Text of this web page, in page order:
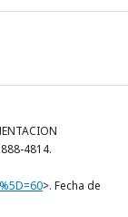
4814.
>. Fecha de